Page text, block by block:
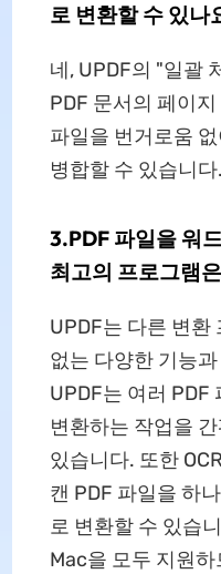
로 변환할 수 있나
네, UPDF의 "일괄
PDF 문서의 페이
파일을 번거로움
병합할 수 있습니다.
3.PDF 파일을 워
최고의 프로그램
UPDF는 다른 변환
없는 다양한 기능
UPDF는 여러 PDF
변환하는 작업을
있습니다. 또한
캔 PDF 파일을 하
로 변환할 수 있습
Mac을 모두 지원